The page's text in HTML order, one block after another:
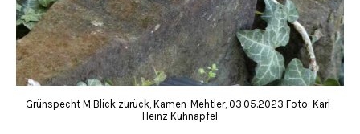
Grünspecht M Blick zurück, Kamen-Mehtler, 03.05.2023 Foto: Karl-
Heinz Kühnapfel